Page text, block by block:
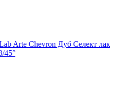
Arte Chevron Дуб Селект лак
45°